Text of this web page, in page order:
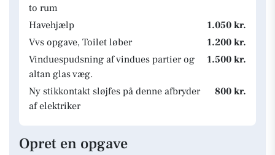
to rum
Havehjælp
1.050 kr.
Vvs opgave, Toilet løber
1.200 kr.
Vinduespudsning af vindues partier og
altan glas væg.
1.500 kr.
Ny stikkontakt sløjfes på denne afbryder
af elektriker
800 kr.
Opret en opgave